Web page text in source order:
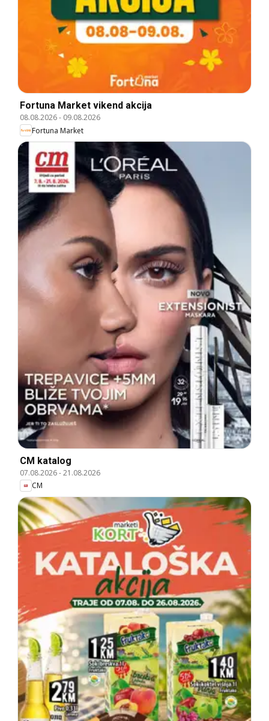
Fortuna Market vikend akcija
08.08.2026- 09.08.2026
Fortuna Market
CM katalog
07.08.2026-21.08.2026
CM